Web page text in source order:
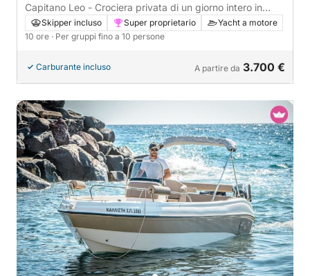
Capitano Leo - Crociera privata di un giorno intero in
yacht a motore intorno a Santorini
Skipper incluso Super proprietario
Yacht a motore
10 ore · Per gruppi fino a 10 persone
Carburante incluso A partire da 3.700 €